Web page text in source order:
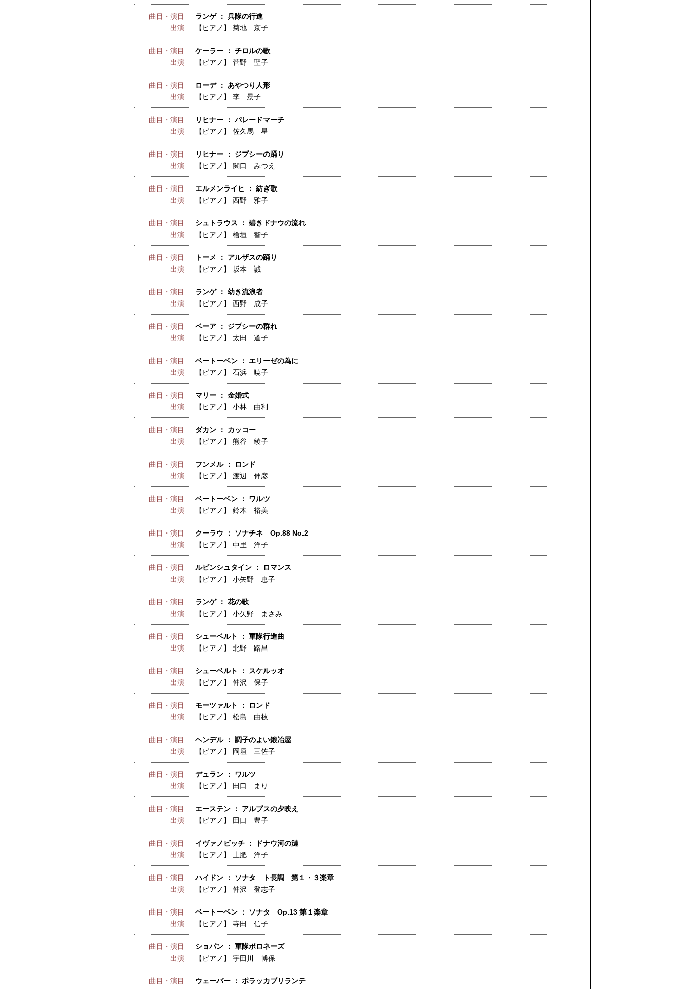
曲目・演目
ランゲ ： 兵隊の行進
出演
【ピアノ】 菊地 京子
曲目・演目
ケーラー ： チロルの歌
出演
【ピアノ】 菅野 聖子
曲目・演目
ローデ ： あやつり人形
出演
【ピアノ】 李 景子
曲目・演目
リヒナー ： パレードマーチ
出演
【ピアノ】 佐久馬 星
曲目・演目
リヒナー ： ジプシーの踊り
出演
【ピアノ】 関口 みつえ
曲目・演目
エルメンライヒ ： 紡ぎ歌
出演
【ピアノ】 西野 雅子
曲目・演目
シュトラウス ： 碧きドナウの流れ
出演
【ピアノ】 檜垣 智子
曲目・演目
トーメ ： アルザスの踊り
出演
【ピアノ】 坂本 誠
曲目・演目
ランゲ ： 幼き流浪者
出演
【ピアノ】 西野 成子
曲目・演目
ベーア ： ジプシーの群れ
出演
【ピアノ】 太田 道子
曲目・演目
ベートーベン ： エリーゼの為に
出演
【ピアノ】 石浜 暁子
曲目・演目
マリー ： 金婚式
出演
【ピアノ】 小林 由利
曲目・演目
ダカン ： カッコー
出演
【ピアノ】 熊谷 綾子
曲目・演目
フンメル ： ロンド
出演
【ピアノ】 渡辺 伸彦
曲目・演目
ベートーベン ： ワルツ
出演
【ピアノ】 鈴木 裕美
曲目・演目
クーラウ ： ソナチネ Op.88 No.2
出演
【ピアノ】 中里 洋子
曲目・演目
ルビンシュタイン ： ロマンス
出演
【ピアノ】 小矢野 恵子
曲目・演目
ランゲ ： 花の歌
出演
【ピアノ】 小矢野 まさみ
曲目・演目
シューベルト ： 軍隊行進曲
出演
【ピアノ】 北野 路昌
曲目・演目
シューベルト ： スケルッオ
出演
【ピアノ】 仲沢 保子
曲目・演目
モーツァルト ： ロンド
出演
【ピアノ】 松島 由枝
曲目・演目
ヘンデル ： 調子のよい鍛冶屋
出演
【ピアノ】 岡垣 三佐子
曲目・演目
デュラン ： ワルツ
出演
【ピアノ】 田口 まり
曲目・演目
エーステン ： アルプスの夕映え
出演
【ピアノ】 田口 豊子
曲目・演目
イヴァノビッチ ： ドナウ河の漣
出演
【ピアノ】 土肥 洋子
曲目・演目
ハイドン ： ソナタ ト長調 第１・３楽章
出演
【ピアノ】 仲沢 登志子
曲目・演目
ベートーベン ： ソナタ Op.13 第１楽章
出演
【ピアノ】 寺田 信子
曲目・演目
ショパン ： 軍隊ポロネーズ
出演
【ピアノ】 宇田川 博保
曲目・演目
ウェーバー ： ポラッカブリランテ